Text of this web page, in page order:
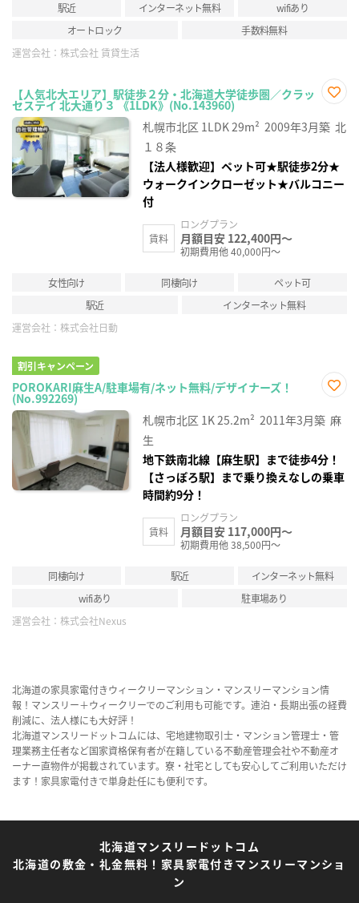
駅近 インターネット無料
wifiあり
オートロック
手数料無料
運営会社： 株式会社 賃貸生活
【人気北大エリア】駅徒歩２分・北海道大学徒歩圏／クラッ
セステイ 北大通り３ 《1LDK》(No.143960)
に入
り登
札幌市北区 1LDK29m² 2009年3月築 北
１８条
【法人様歓迎】ペット可★駅徒歩2分★
ウォークインクローゼット★バルコニー
付
賃料
ロングプラン
月額目安 122,400円～
初期費用他 40,000円～
女性向け 同棲向け
ペット可
駅近
インターネット無料
運営会社： 株式会社日動
割引キャンペーン
POROKARI麻生A/駐車場有/ネット無料/デザイナーズ！
(No.992269)
に入
り登
札幌市北区 1K25.2m² 2011年3月築 麻
生
地下鉄南北線【麻生駅】まで徒歩4分！
【さっぽろ駅】まで乗り換えなしの乗車
時間約9分！
賃料
ロングプラン
月額目安 117,000円～
初期費用他 38,500円～
同棲向け 駅近
インターネット無料
wifiあり
駐車場あり
運営会社： 株式会社Nexus
北海道の家具家電付きウィークリーマンション・マンスリーマンション情
報！マンスリー＋ウィークリーでのご利用も可能です。連泊・長期出張の経費
削減に、法人様にも大好評！
北海道マンスリードットコムには、宅地建物取引士・マンション管理士・管
理業務主任者など国家資格保有者が在籍している不動産管理会社や不動産オ
ーナー直物件が掲載されています。寮・社宅としても安心してご利用いただけ
ます！家具家電付きで単身赴任にも便利です。
北海道マンスリードットコム
北海道の敷金・礼金無料！家具家電付きマンスリーマンショ
ン